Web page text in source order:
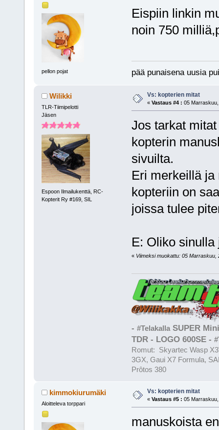
pellon pojat
Eispiin linkin
noin 750
pää punaisena uusia
Wilikki
TLR-Tiimipelotti
Jäsen
Espoon Ilmailukenttä, RC-
Kopterit Ry #169, SIL
Vs: kopterien mitat
« Vastaus #4 : 05
Jos tarkat
kopterin
sivuilta.
Eri merkeillä
kopteriin on
joissa tulee
E: Oliko
« Viimeksi muokattu: 05 Marraskuu,
- #TelakallaSUPER
TDR - LOGO 600SE -
Romut: Skyartec Wasp
3GX, Gaui X7 Formula,
Prôtos 380
kimmokiurumäki
Aloitteleva torppari
Vs: kopterien mitat
« Vastaus #5 : 05
manuskoista